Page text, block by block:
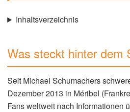
Inhaltsverzeichnis
Was steckt hinter dem
Seit Michael Schumachers
Dezember 2013 in Méribel
Fans weltweit nach Informationen